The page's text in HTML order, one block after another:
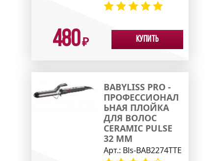
480₽ Купить
BABYLISS PRO -
ПРОФЕССИОНАЛ
ЬНАЯ ПЛОЙКА
ДЛЯ ВОЛОС
CERAMIC PULSE
32 ММ
Арт.: Bls-BAB2274TTE